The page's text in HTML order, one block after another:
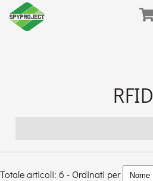
RFID
Totale articoli: 6 - Ordinati per